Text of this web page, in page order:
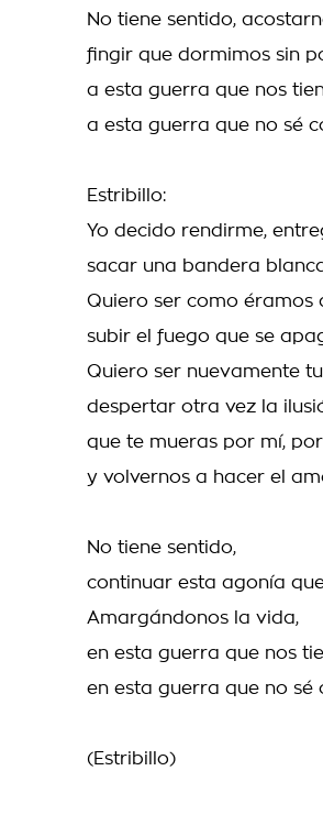
No tiene sentido,
fingir que dormimos sin
a esta guerra que nos
a esta guerra que no sé
Estribillo:
Yo decido rendirme,
sacar una bandera
Quiero ser como éramos
subir el fuego que se
Quiero ser nuevamente
despertar otra vez la
que te mueras por mí,
y volvernos a hacer el
No tiene sentido,
continuar esta agonía
Amargándonos la vida,
en esta guerra que nos
en esta guerra que no sé
(Estribillo)